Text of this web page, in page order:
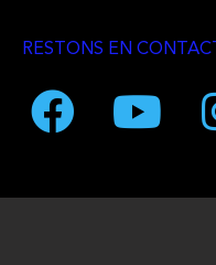
RESTONS EN CONTACT